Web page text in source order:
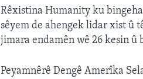
Rêxistina Humanity ku
sêyem de ahengek lidar xist û
jimara endamên wê 26 kesin û
Peyamnêrê Dengê Amerîka